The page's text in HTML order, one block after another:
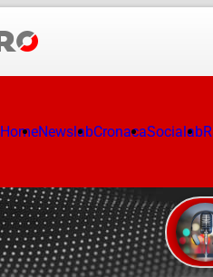
HomeNewslabCronacaSocialab